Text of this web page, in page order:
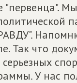
"первенца".
Так что
У нас